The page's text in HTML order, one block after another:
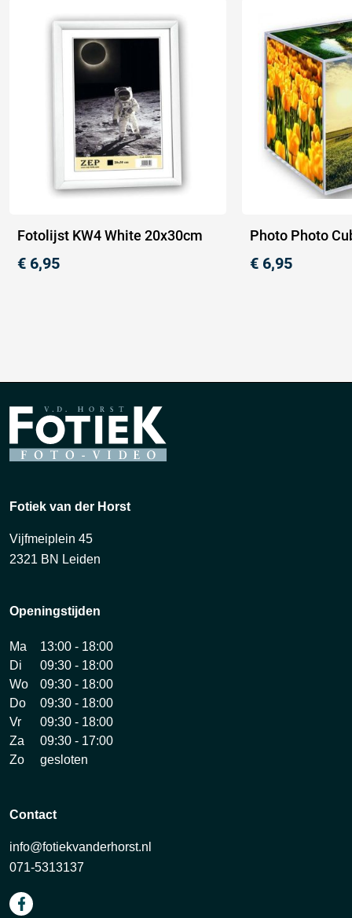
Fotolijst KW4 White 20x30cm
€ 6,95
Photo Photo
€ 6,95
Fotiek van der Horst
Vijfmeiplein 45
2321 BN Leiden
Openingstijden
Ma
13:00 - 18:00
Di
09:30 - 18:00
Wo
09:30 - 18:00
Do
09:30 - 18:00
Vr
09:30 - 18:00
Za
09:30 - 17:00
Zo
gesloten
Contact
info@fotiekvanderhorst.nl
071-5313137